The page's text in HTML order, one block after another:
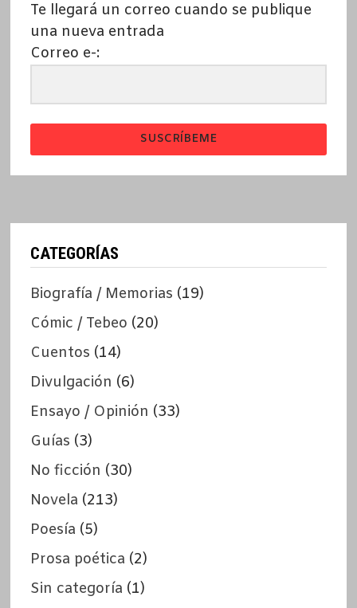
Te llegará un correo cuando se publique
una nueva entrada
Correo e-:
SUSCRÍBEME
CATEGORÍAS
Biografía / Memorias (19)
Cómic / Tebeo (20)
Cuentos (14)
Divulgación (6)
Ensayo / Opinión (33)
Guías (3)
No ficción (30)
Novela (213)
Poesía (5)
Prosa poética (2)
Sin categoría (1)